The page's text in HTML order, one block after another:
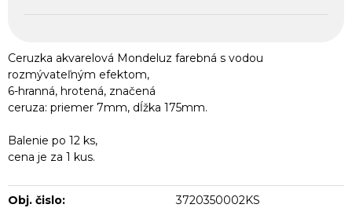
Ceruzka akvarelová Mondeluz farebná s vodou
rozmývateľným efektom,
6-hranná, hrotená, značená
ceruza: priemer 7mm, dĺžka 175mm.
Balenie po 12 ks,
cena je za 1 kus.
Obj. čislo: 3720350002KS